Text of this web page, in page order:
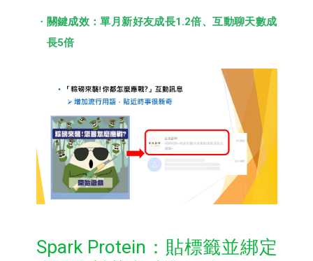
關鍵成效：單月新好友成長1.2倍、互動聊天數成
長5倍
Spark Protein：貼標籤並綁定